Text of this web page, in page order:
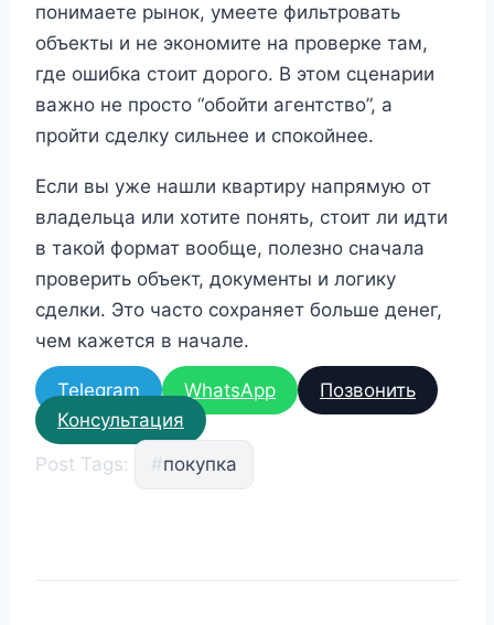
понимаете рынок, умеете фильтровать
объекты и не экономите на проверке там,
где ошибка стоит дорого. В этом сценарии
важно не просто “обойти агентство”, а
пройти сделку сильнее и спокойнее.
Если вы уже нашли квартиру напрямую от
владельца или хотите понять, стоит ли идти
в такой формат вообще, полезно сначала
проверить объект, документы и логику
сделки. Это часто сохраняет больше денег,
чем кажется в начале.
Telegram WhatsApp
Позвонить
Консультация
Post Tags:
#покупка